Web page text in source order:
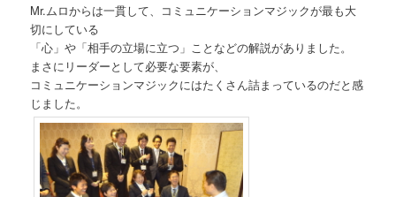
Mr.ムロからは一貫して、コミュニケーションマジックが最も大
切にしている
「心」や「相手の立場に立つ」ことなどの解説がありました。
まさにリーダーとして必要な要素が、
コミュニケーションマジックにはたくさん詰まっているのだと感
じました。